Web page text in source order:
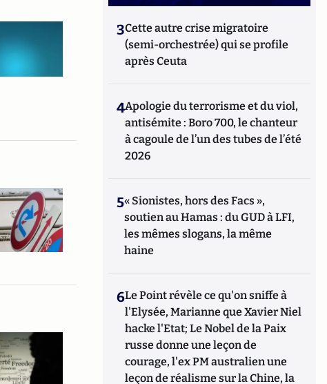
3Cette autre crise migratoire
(semi-orchestrée) qui se profile
après Ceuta
4Apologie du terrorisme et du viol,
antisémite : Boro 700, le chanteur
à cagoule de l’un des tubes de l’été
2026
5« Sionistes, hors des Facs »,
soutien au Hamas : du GUD à LFI,
les mêmes slogans, la même
haine
6Le Point révèle ce qu'on sniffe à
l'Elysée, Marianne que Xavier Niel
hacke l'Etat; Le Nobel de la Paix
russe donne une leçon de
courage, l'ex PM australien une
leçon de réalisme sur la Chine, la